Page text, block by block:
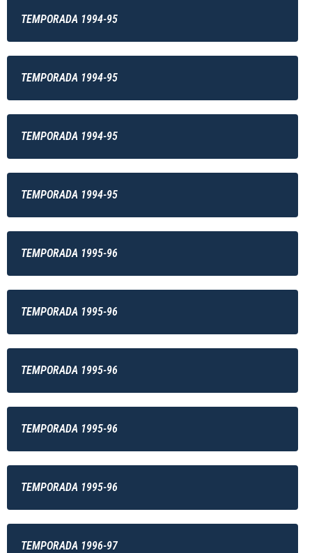
TEMPORADA 1994-95
TEMPORADA 1994-95
TEMPORADA 1994-95
TEMPORADA 1994-95
TEMPORADA 1995-96
TEMPORADA 1995-96
TEMPORADA 1995-96
TEMPORADA 1995-96
TEMPORADA 1995-96
TEMPORADA 1996-97